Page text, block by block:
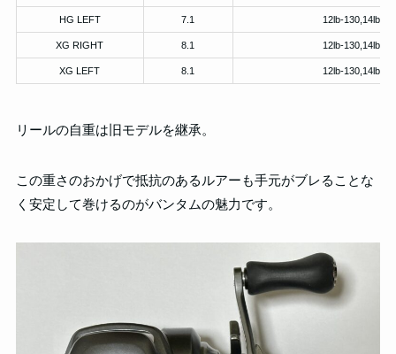
HG LEFT 7.1 12lb-130,14lb-
XG RIGHT 8.1 12lb-130,14lb-
XG LEFT 8.1 12lb-130,14lb-
リールの自重は旧モデルを継承。
この重さのおかげで抵抗のあるルアーも手元がブレることな
く安定して巻けるのがバンタムの魅力です。